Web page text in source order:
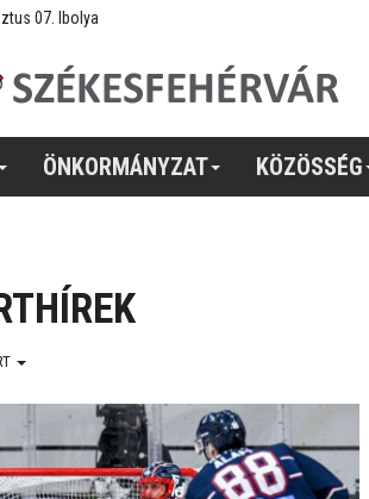
07. Ibolya
ÖNKORMÁNYZAT KÖZÖSSÉG